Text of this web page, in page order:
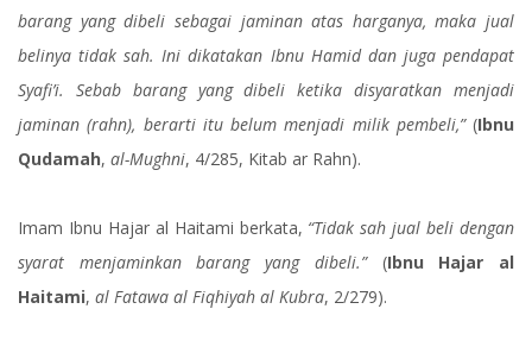
barang yang dibeli sebagai jaminan atas harganya, maka jual
belinya tidak sah. Ini dikatakan Ibnu Hamid dan juga pendapat
Syafi’i. Sebab barang yang dibeli ketika disyaratkan menjadi
jaminan (rahn), berarti itu belum menjadi milik pembeli,”(Ibnu
Qudamah, al-Mughni, 4/285, Kitab ar Rahn).
Imam Ibnu Hajar al Haitami berkata, “Tidak sah jual beli dengan
syarat menjaminkan barang yang dibeli.”(Ibnu Hajar al
Haitami, al Fatawa al Fiqhiyah al Kubra, 2/279).